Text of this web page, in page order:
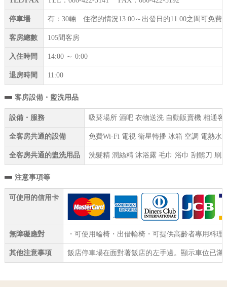
停車場 有：30輛 住宿的情況13:00～出發日的11:00之間可免費
客房總數 105間客房
入住時間 14:00 ～ 0:00
退房時間 11:00
客房設備・盥洗用品
設備・服務 吸菸場所 酒吧 衣物送洗 自動販賣機 相通
全客房共通的設備 免費Wi-Fi 電視 衛星轉播 冰箱 空調 電熱水
全客房共通的盥洗用品 洗髮精 潤絲精 沐浴露 毛巾 浴巾 刮鬍刀 刷
注意事項等
可使用的信用卡
無障礙應對 ・可使用輪椅・出借輪椅・可提供高齡者專用料
其他注意事項 飯店停車場在面對著飯店的左手邊。顯示車位已